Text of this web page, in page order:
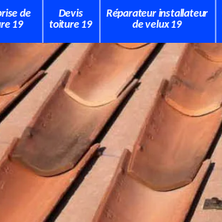
de
19
Devis
toiture 19
Réparateur installateur
de velux 19